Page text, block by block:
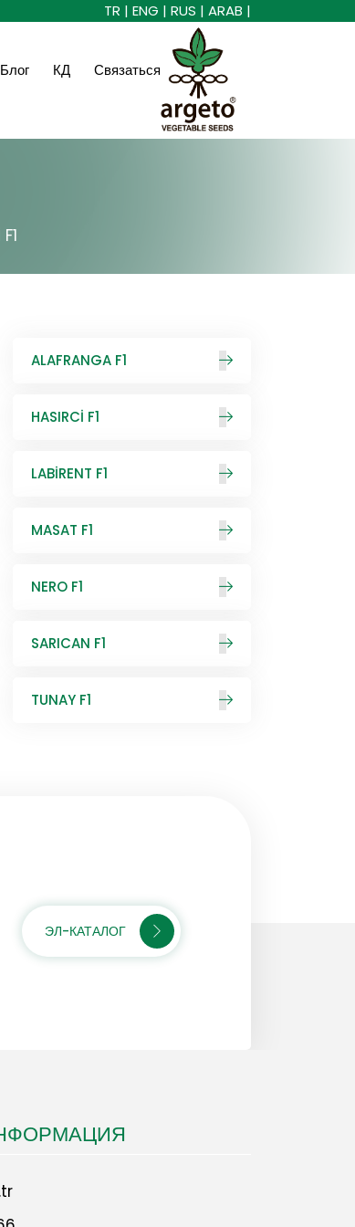
TR | ENG | RUS | ARAB |
Блог КД Связаться
ALAFRANGA F1
HASIRCİ F1
LABİRENT F1
MASAT F1
NERO F1
SARICAN F1
TUNAY F1
ЭЛ-КАТАЛОГ